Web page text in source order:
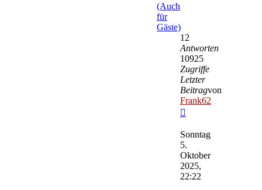
(Auch
für
Gäste)
12
Antworten
10925
Zugriffe
Letzter
Beitragvon
Frank62
Beitrag
Sonntag
5.
Oktober
2025,
22:22